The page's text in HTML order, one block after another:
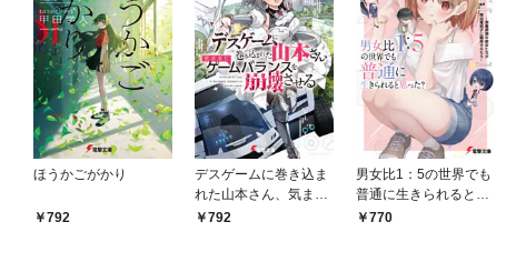
ほうかごがかり
792
デスゲームに巻き込ま
れた山本さん、気まま
にゲームバランスを崩
792
男女比1：5の世界でも
普通に生きられると思
った？ ～激重感情な
770